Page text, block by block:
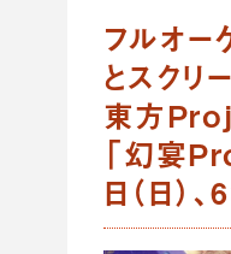
フルオー
とスクリ
東方
「幻宴
日（日）